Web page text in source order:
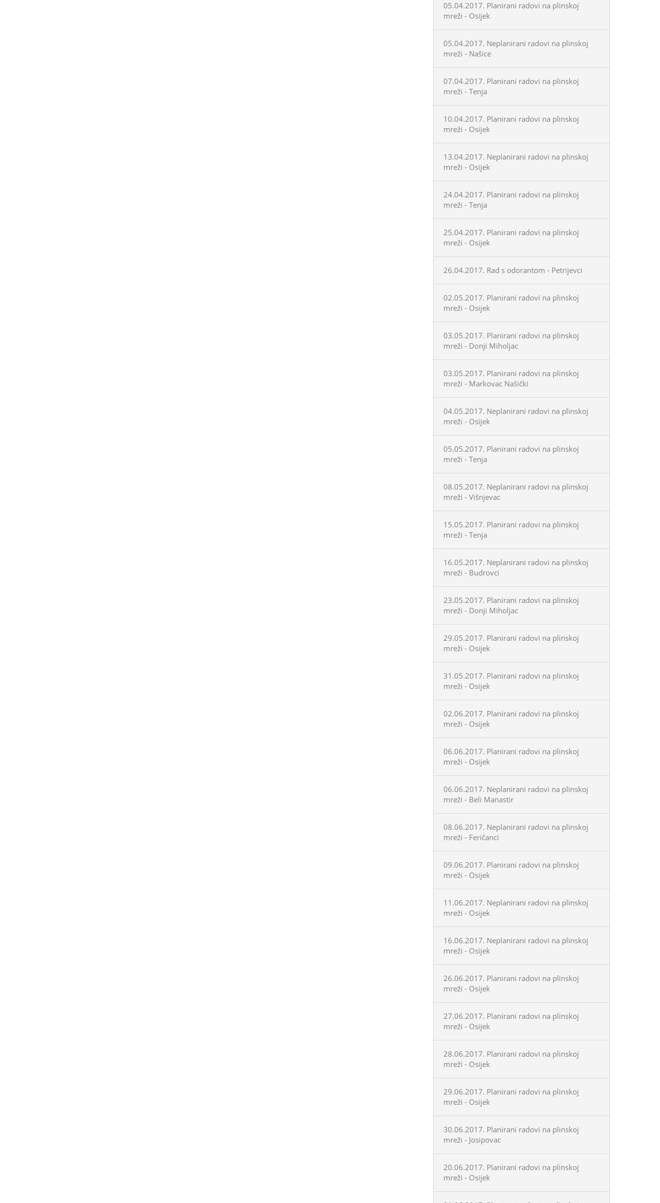
05.04.2017. Planirani radovi na plinskoj
mreži - Osijek
05.04.2017. Neplanirani radovi na plinskoj
mreži - Našice
07.04.2017. Planirani radovi na plinskoj
mreži - Tenja
10.04.2017. Planirani radovi na plinskoj
mreži - Osijek
13.04.2017. Neplanirani radovi na plinskoj
mreži - Osijek
24.04.2017. Planirani radovi na plinskoj
mreži - Tenja
25.04.2017. Planirani radovi na plinskoj
mreži - Osijek
26.04.2017. Rad s odorantom - Petrijevci
02.05.2017. Planirani radovi na plinskoj
mreži - Osijek
03.05.2017. Planirani radovi na plinskoj
mreži - Donji Miholjac
03.05.2017. Planirani radovi na plinskoj
mreži - Markovac Našički
04.05.2017. Neplanirani radovi na plinskoj
mreži - Osijek
05.05.2017. Planirani radovi na plinskoj
mreži - Tenja
08.05.2017. Neplanirani radovi na plinskoj
mreži - Višnjevac
15.05.2017. Planirani radovi na plinskoj
mreži - Tenja
16.05.2017. Neplanirani radovi na plinskoj
mreži - Budrovci
23.05.2017. Planirani radovi na plinskoj
mreži - Donji Miholjac
29.05.2017. Planirani radovi na plinskoj
mreži - Osijek
31.05.2017. Planirani radovi na plinskoj
mreži - Osijek
02.06.2017. Planirani radovi na plinskoj
mreži - Osijek
06.06.2017. Planirani radovi na plinskoj
mreži - Osijek
06.06.2017. Neplanirani radovi na plinskoj
mreži - Beli Manastir
08.06.2017. Neplanirani radovi na plinskoj
mreži - Feričanci
09.06.2017. Planirani radovi na plinskoj
mreži - Osijek
11.06.2017. Neplanirani radovi na plinskoj
mreži - Osijek
16.06.2017. Neplanirani radovi na plinskoj
mreži - Osijek
26.06.2017. Planirani radovi na plinskoj
mreži - Osijek
27.06.2017. Planirani radovi na plinskoj
mreži - Osijek
28.06.2017. Planirani radovi na plinskoj
mreži - Osijek
29.06.2017. Planirani radovi na plinskoj
mreži - Osijek
30.06.2017. Planirani radovi na plinskoj
mreži - Josipovac
20.06.2017. Planirani radovi na plinskoj
mreži - Osijek